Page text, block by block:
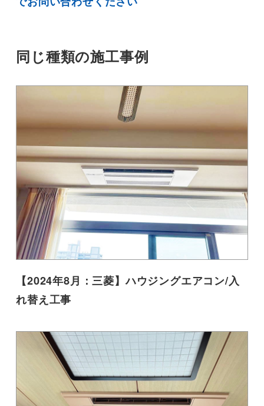
同じ種類の施工事例
【2024年8月：三菱】ハウジングエアコン/入
れ替え工事